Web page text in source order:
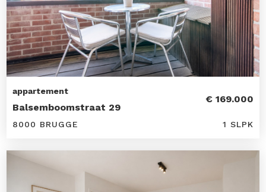
appartement
Balsemboomstraat 29
€ 169.000
8000 BRUGGE 1 SLPK